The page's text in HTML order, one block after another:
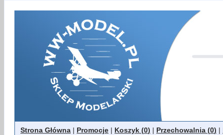
Strona Główna | Promocje | Koszyk (0) | Przechowalnia (0) |